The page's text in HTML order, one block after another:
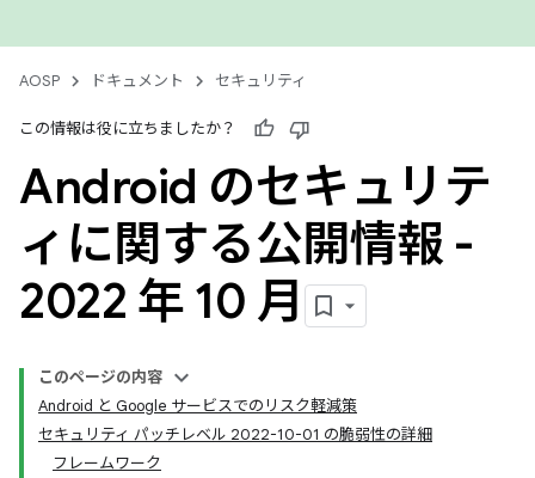
AOSP ドキュメント セキュリティ
この情報は役に立ちましたか？
Android のセキュリテ
ィに関する公開情報 -
2022 年 10 月
このページの内容
Android と Google サービスでのリスク軽減策
セキュリティ パッチレベル 2022-10-01 の脆弱性の詳細
フレームワーク